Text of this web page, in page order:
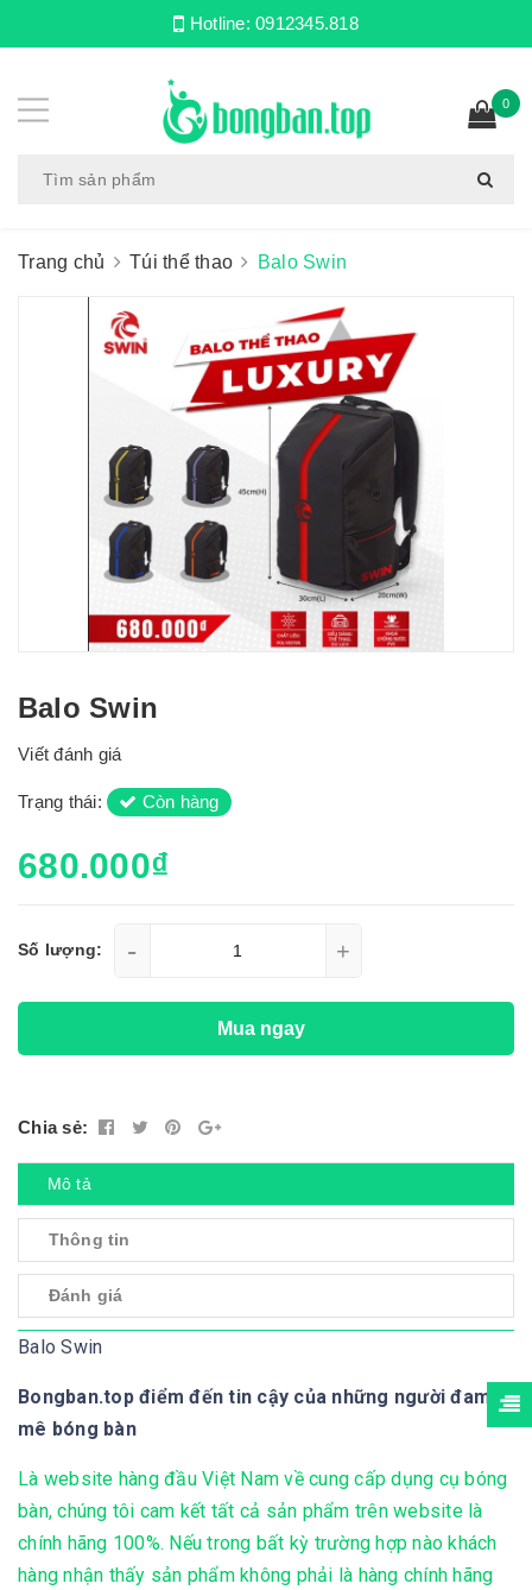
Hotline: 0912345.818
0
Trang chủ Túi thể thao Balo Swin
Balo Swin
Viết đánh giá
Trạng thái: Còn hàng
680.000₫
Số lượng: - +
Mua ngay
Chia sẻ:
Mô tả
Thông tin
Đánh giá
Balo Swin
Bongban.top điểm đến tin cậy của những người đam
mê bóng bàn
Là website hàng đầu Việt Nam về cung cấp dụng cụ bóng
bàn, chúng tôi cam kết tất cả sản phẩm trên website là
chính hãng 100%. Nếu trong bất kỳ trường hợp nào khách
hàng nhận thấy sản phẩm không phải là hàng chính hãng